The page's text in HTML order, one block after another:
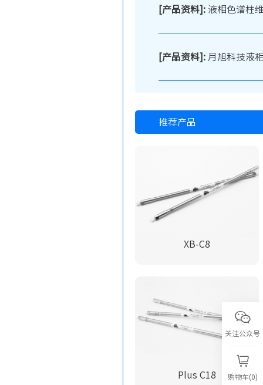
[产品资料]: 液相色谱柱
[产品资料]: 月旭科技液
推荐产品
XB-C8
Plus C18
关注公众号
购物车(0)